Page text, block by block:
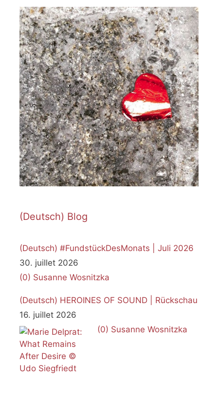
(Deutsch) Blog
(Deutsch) #FundstückDesMonats | Juli 2026
30. juillet 2026
(0) Susanne Wosnitzka
(Deutsch) HEROINES OF SOUND | Rückschau
16. juillet 2026
(0) Susanne Wosnitzka